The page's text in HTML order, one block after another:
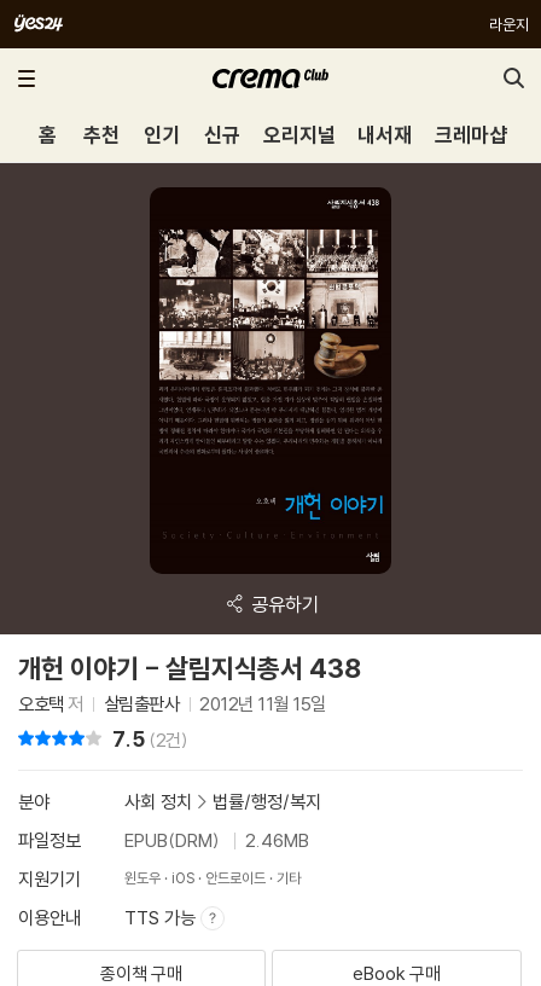
라운지
홈 추천 인기 신규 오리지널 내서재 크레마샵
공유하기
개헌 이야기 - 살림지식총서 438
오호택 저 살림출판사 2012년 11월 15일
7.5 (2건)
분야 사회 정치 > 법률/행정/복지
파일정보
EPUB(DRM)
2.46MB
지원기기
윈도우 iOS 안드로이드 기타
이용안내 TTS 가능
종이책 구매 eBook 구매